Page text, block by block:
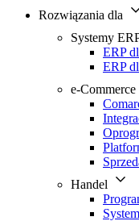
Rozwiązania dla
Systemy
ERP
ERP
e-Commerce
Handel